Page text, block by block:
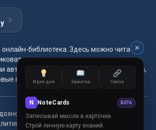
библиотека. Здесь можно читать
свои произведения: проза, поэзия,
авторов, жанры и метки, удобная читалка,
главы каждый день.
для читателей и авторов.
конфиденциальности
Идея дня Заметка Связи
N NoteCards БЕТА
Записывай мысли в карточки.
Строй личную карту знаний.